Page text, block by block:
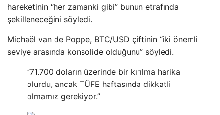
hareketinin “her zamanki gibi” bunun etrafında
şekilleneceğini söyledi.
Michaël van de Poppe, BTC/USD çiftinin “iki önemli
seviye arasında konsolide olduğunu” söyledi.
“71.700 doların üzerinde bir kırılma harika
olurdu, ancak TÜFE haftasında dikkatli
olmamız gerekiyor.”